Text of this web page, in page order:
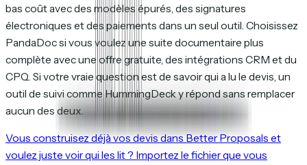
bas coût avec des modèles épurés, des signatures
électroniques et des paiements dans un seul outil. Choisissez
PandaDoc si vous voulez une suite documentaire plus
complète avec une offre gratuite, des intégrations CRM et du
CPQ. Si votre vraie question est de savoir qui a lu le devis, un
outil de suivi comme HummingDeck y répond sans remplacer
aucun des deux.
Vous construisez déjà vos devis dans Better Proposals et
voulez juste voir qui les lit ? Importez le fichier que vous